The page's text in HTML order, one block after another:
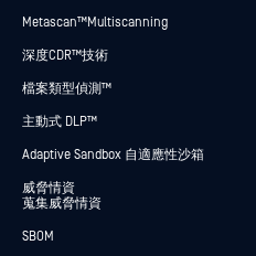
Metascan™ Multiscanning
深度CDR™技術
檔案類型偵測™
主動式 DLP™
Adaptive Sandbox 自適應性沙箱
威脅情資
蒐集威脅情資
SBOM